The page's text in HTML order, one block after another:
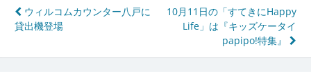
投
稿
ナ
ウィルコムカウンター八戸に
貸出機登場
10月11日の「すてきにHappy
Life」は『キッズケータイ
papipo!特集』